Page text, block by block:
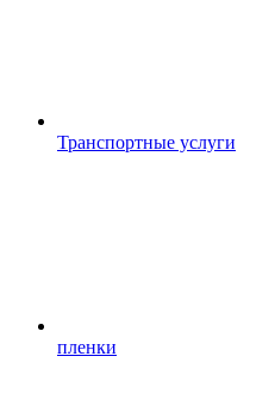
Транспортные услуги
пленки